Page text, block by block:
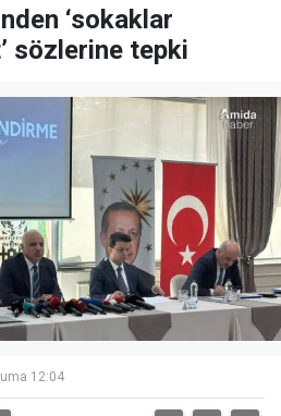
‘sokaklar
sözlerine tepki
12:04